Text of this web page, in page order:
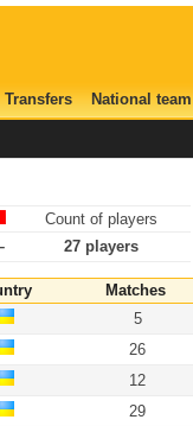
Transfers National team
Count of players
27 players
Matches
5
26
12
29